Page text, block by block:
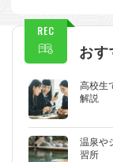
REC
おす
高校生
解説
温泉や
習所